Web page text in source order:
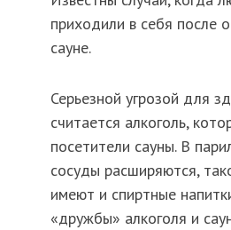
приходили в себя после
сауне.
Серьезной угрозой для
считается алкоголь,
посетители сауны. В
сосуды расширяются,
имеют и спиртные
«дружбы» алкоголя и